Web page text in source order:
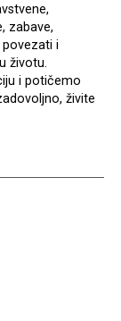
zabave,
i
životu.
i potičemo
živite